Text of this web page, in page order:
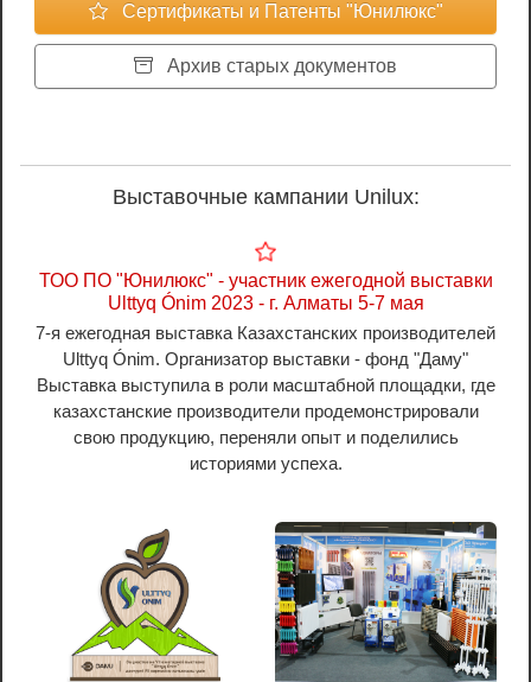
Сертификаты и Патенты "Юнилюкс"
Архив старых документов
Выставочные кампании Unilux:
ТОО ПО "Юнилюкс" - участник ежегодной выставки
Ulttyq Ónim 2023 - г. Алматы 5-7 мая
7-я ежегодная выставка Казахстанских производителей
Ulttyq Ónim. Организатор выставки - фонд "Даму"
Выставка выступила в роли масштабной площадки, где
казахстанские производители продемонстрировали
свою продукцию, переняли опыт и поделились
историями успеха.